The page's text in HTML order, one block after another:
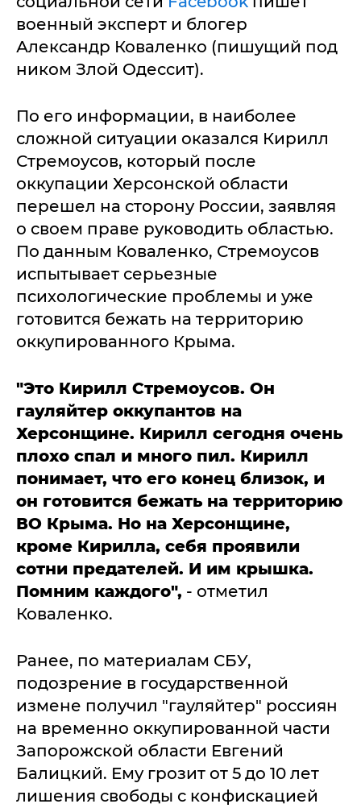
военный эксперт и блогер
Александр Коваленко (пишущий под
ником Злой Одессит).
По его информации, в наиболее
сложной ситуации оказался Кирилл
Стремоусов, который после
оккупации Херсонской области
перешел на сторону России, заявляя
о своем праве руководить областью.
По данным Коваленко, Стремоусов
испытывает серьезные
психологические проблемы и уже
готовится бежать на территорию
оккупированного Крыма.
"Это Кирилл Стремоусов. Он
гауляйтер оккупантов на
Херсонщине. Кирилл сегодня очень
плохо спал и много пил. Кирилл
понимает, что его конец близок, и
он готовится бежать на территорию
ВО Крыма. Но на Херсонщине,
кроме Кирилла, себя проявили
сотни предателей. И им крышка.
Помним каждого", - отметил
Коваленко.
Ранее, по материалам СБУ,
подозрение в государственной
измене получил "гауляйтер" россиян
на временно оккупированной части
Запорожской области Евгений
Балицкий. Ему грозит от 5 до 10 лет
лишения свободы с конфискацией